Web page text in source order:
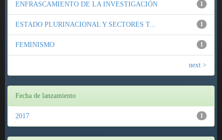
1
ENFRASCAMIENTO DE LA INVESTIGACIÓN
1
ESTADO PLURINACIONAL Y SECTORES T...
1
FEMINISMO
next >
Fecha de lanzamiento
1
2017